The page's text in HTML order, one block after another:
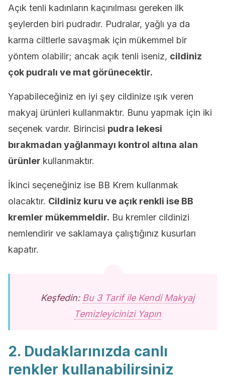
Açık tenli kadınların kaçınılması gereken ilk
şeylerden biri pudradır. Pudralar, yağlı ya da
karma ciltlerle savaşmak için mükemmel bir
yöntem olabilir; ancak açık tenli iseniz, cildiniz
çok pudralı ve mat görünecektir.
Yapabileceğiniz en iyi şey cildinize ışık veren
makyaj ürünleri kullanmaktır. Bunu yapmak için iki
seçenek vardır. Birincisi pudra lekesi
bırakmadan yağlanmayı kontrol altına alan
ürünler kullanmaktır.
İkinci seçeneğiniz ise BB Krem kullanmak
olacaktır. Cildiniz kuru ve açık renkli ise BB
kremler mükemmeldir. Bu kremler cildinizi
nemlendirir ve saklamaya çalıştığınız kusurları
kapatır.
Keşfedin: Bu 3 Tarif ile Kendi Makyaj
Temizleyicinizi Yapın
2. Dudaklarınızda canlı
renkler kullanabilirsiniz